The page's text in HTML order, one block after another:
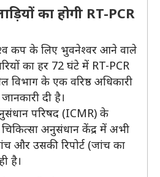
का होगी RT-PCR
कप के लिए भुवनेश्वर आने वाले
का हर 72 घंटे में RT-PCR
विभाग के एक वरिष्ठ अधिकारी
दी है।
परिषद (ICMR) के
चिकित्सा अनुसंधान केंद्र में अभी
और उसकी रिपोर्ट (जांच का
है।